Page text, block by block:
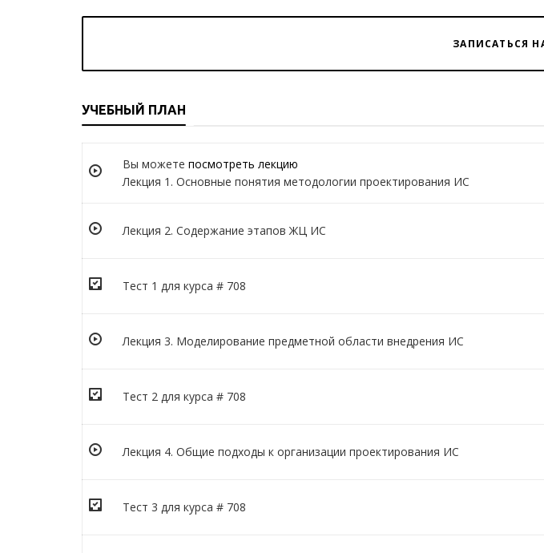
ЗАПИСАТЬСЯ
УЧЕБНЫЙ ПЛАН
Вы можете посмотреть лекцию
Лекция 1. Основные понятия методологии проектирования ИС
Лекция 2. Содержание этапов ЖЦ ИС
Тест 1 для курса # 708
Лекция 3. Моделирование предметной области внедрения ИС
Тест 2 для курса # 708
Лекция 4. Общие подходы к организации проектирования ИС
Тест 3 для курса # 708